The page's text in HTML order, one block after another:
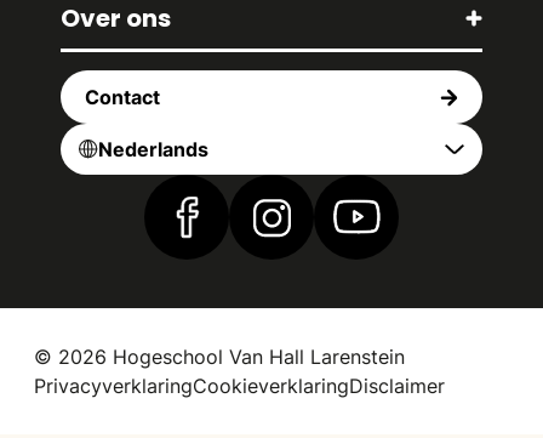
Over ons
Contact
Nederlands
Vind ons op Facebook
Vind ons op Instagram
Vind ons op
© 2026 Hogeschool Van Hall Larenstein
PrivacyverklaringCookieverklaringDisclaimer